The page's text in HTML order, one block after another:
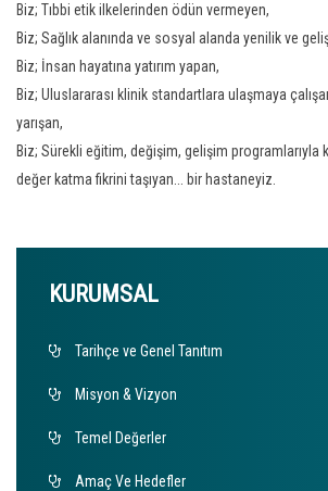
Biz; Tıbbi etik ilkelerinden ödün vermeyen,
Biz; Sağlık alanında ve sosyal alanda yenilik ve
Biz; İnsan hayatına yatırım yapan,
Biz; Uluslararası klinik standartlara ulaşmaya
yarışan,
Biz; Sürekli eğitim, değişim, gelişim programlarıyla
değer katma fikrini taşıyan... bir hastaneyiz.
KURUMSAL
Tarihçe ve Genel Tanıtım
Misyon & Vizyon
Temel Değerler
Amaç Ve Hedefler